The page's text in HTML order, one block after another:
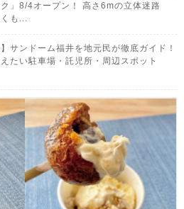
ク」8/4オープン！ 高さ6mの立体迷路
も...
】サンドーム福井を地元民が徹底ガイド！
たい駐車場・託児所・周辺スポット